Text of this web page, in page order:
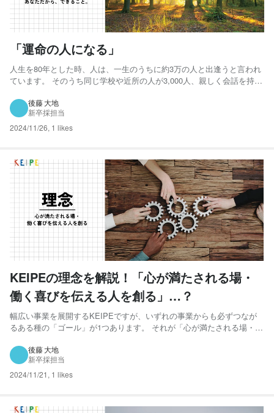
「運命の人になる」
人生を80年とした時、人は、一生のうちに約3万の人と出逢うと言われ
ています。 そのうち同じ学校や近所の人が3,000人、親しく会話を持つ
す。 まさに「一期一会」であり、出逢えること自体が、非常にありが
たいことだと実感させられます。 そんな世の中です...
後藤 大地
新卒採担当
2024/11/26, 1 likes
KEIPEの理念を解説！「心が満たされる場・
働く喜びを伝える人を創る」…？
幅広い事業を展開するKEIPEですが、いずれの事業からも必ずつなが
るある種の「ゴール」が1つあります。 それが「心が満たされる場・働
かなかイメージしにくいかと思いますので、ていねいにお伝えしてい
きます。 「心が満たされる場」とは KEIPEがこの...
後藤 大地
新卒採担当
2024/11/21 , 1 likes